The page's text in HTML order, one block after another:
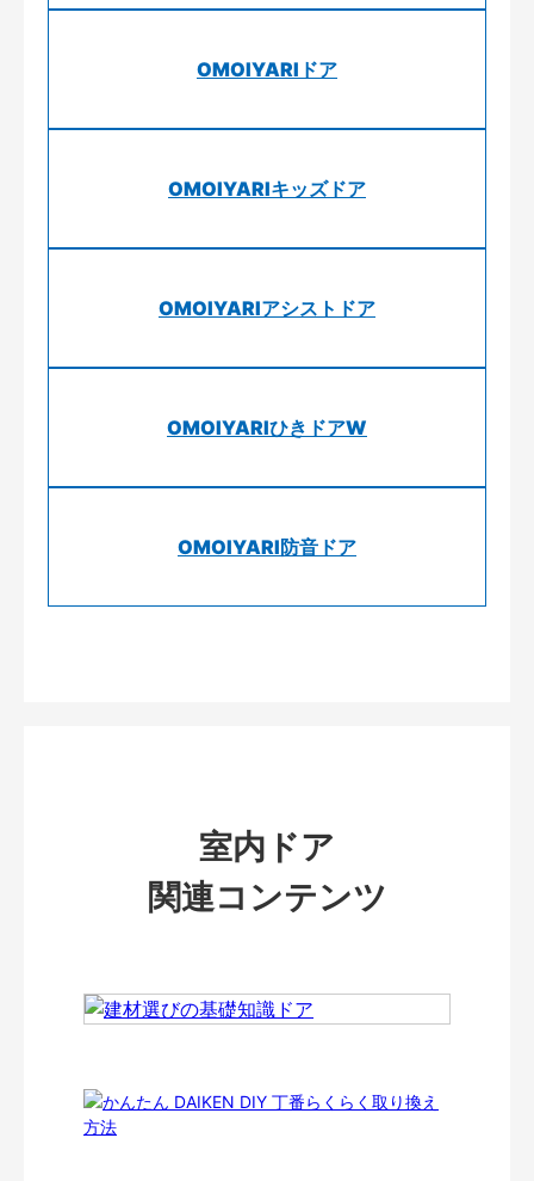
OMOIYARIドア
OMOIYARIキッズドア
OMOIYARIアシストドア
OMOIYARIひきドアW
OMOIYARI防音ドア
室内ドア
関連コンテンツ